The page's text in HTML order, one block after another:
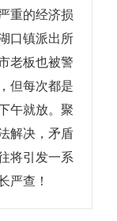
重的经济损
口镇派出所
老板也被警
但每次都是
午就放。聚
解决，矛盾
将引发一系
严查！